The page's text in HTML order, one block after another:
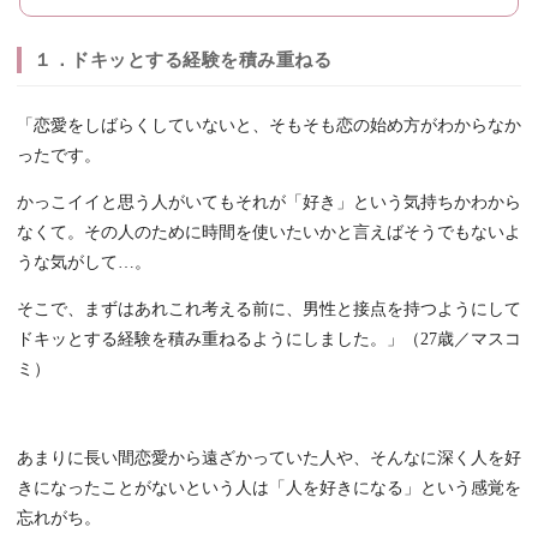
１．ドキッとする経験を積み重ねる
「恋愛をしばらくしていないと、そもそも恋の始め方がわからなか
ったです。
かっこイイと思う人がいてもそれが「好き」という気持ちかわから
なくて。その人のために時間を使いたいかと言えばそうでもないよ
うな気がして…。
そこで、まずはあれこれ考える前に、男性と接点を持つようにして
ドキッとする経験を積み重ねるようにしました。」（27歳／マスコ
ミ）
あまりに長い間恋愛から遠ざかっていた人や、そんなに深く人を好
きになったことがないという人は「人を好きになる」という感覚を
忘れがち。